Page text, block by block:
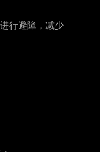
行避障，减少